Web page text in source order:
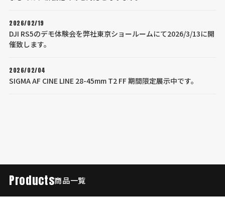
2026/02/19
DJI RS5のデモ体験会を弊社東京ショールームにて2026/3/13に開
催致します。
2026/02/04
SIGMA AF CINE LINE 28-45mm T2 FF 期間限定展示中です。
Products商品一覧